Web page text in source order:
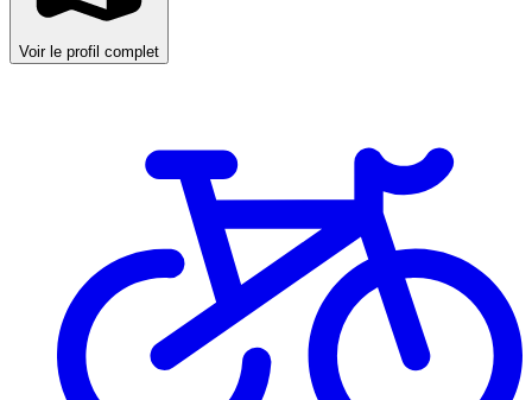
Voir le profil complet